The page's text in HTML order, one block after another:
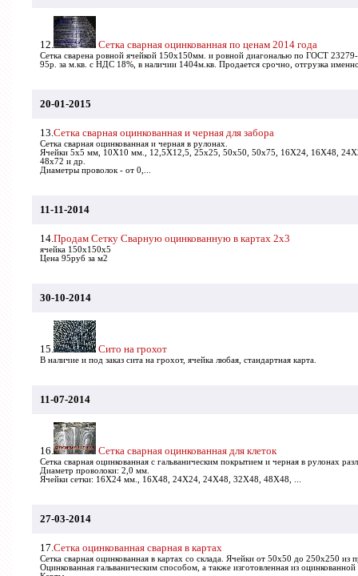
12. Сетка сварная оцинкованная по ценам 2014 года
Сетка сварена ровной ячейкой 150х150мм. и ровной диагональю по ГОСТ
95р. за м.кв. с НДС 18%, в наличии 1404м.кв. Продается срочно, отгрузка
20-01-2015
13.Сетка сварная оцинкованная и черная для забора
Сетка сварная оцинкованная и черная в рулонах.
Ячейки 5х5 мм, 10Х10 мм., 12,5Х12,5, 25х25, 50х50, 50х75, 16Х24, 16Х48,
48х72 и др.
Диаметры проволок - от 0,...
11-11-2014
14.Продам Сетку Сварную оцинкованную в картах 2х3
ячейка 150х150х5
Цена 95руб за м2
30-10-2014
15. Сито на грохот
В наличие и под заказ сита на грохот, ячейка любая, стандартная карта.
11-07-2014
16. Сетка сварная оцинкованная для клеток
Сетка сварная оцинкованная с гальваническим покрытием и черная в рулонах
Диаметр проволоки: 2,0 мм.
Ячейки сетки: 16Х24 мм., 16Х48, 24Х24, 24Х48, 32Х48, 48Х48, ...
27-03-2014
17.Сетка оцинкованная сварная в картах
Сетка сварная оцинкованная в картах со склада. Ячейки от 50х50 до 250х250
Оцинкованная гальваническим способом, а также изготовленная из